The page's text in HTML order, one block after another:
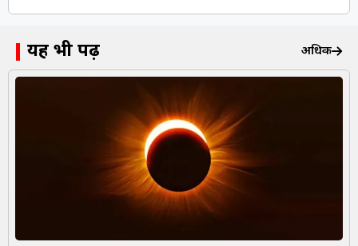
यह भी पढ़ें अधिक